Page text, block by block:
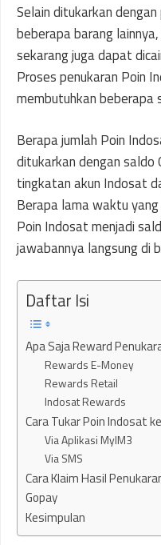
Selain ditukarkan
beberapa barang
sekarang juga dapat
Proses penukaran Poin
membutuhkan
Berapa jumlah Poin
ditukarkan dengan saldo
tingkatan akun Indosat
Berapa lama waktu
Poin Indosat menjadi
jawabannya langsung di
Daftar Isi
Apa Saja Reward
Rewards E-Money
Rewards Retail
Indosat Rewards
Cara Tukar Poin Indosat
Via Aplikasi MyIM3
Via SMS
Cara Klaim Hasil
Gopay
Kesimpulan